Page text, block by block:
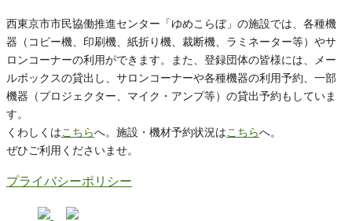
西東京市市民協働推進センター「ゆめこらぼ」の施設では、各種機
器（コピー機、印刷機、紙折り機、裁断機、ラミネーター等）やサ
ロンコーナーの利用ができます。また、登録団体の皆様には、メー
ルボックスの貸出し、サロンコーナーや各種機器の利用予約、一部
機器（プロジェクター、マイク・アンプ等）の貸出予約もしていま
す。
くわしくはこちらへ。施設・機材予約状況はこちらへ。
ぜひご利用くださいませ。
プライバシーポリシー